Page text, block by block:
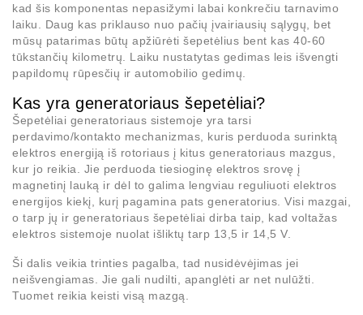
kad šis komponentas nepasižymi labai konkrečiu tarnavimo
laiku. Daug kas priklauso nuo pačių įvairiausių sąlygų, bet
mūsų patarimas būtų apžiūrėti šepetėlius bent kas 40-60
tūkstančių kilometrų. Laiku nustatytas gedimas leis išvengti
papildomų rūpesčių ir automobilio gedimų.
Kas yra generatoriaus šepetėliai?
Šepetėliai generatoriaus sistemoje yra tarsi
perdavimo/kontakto mechanizmas, kuris perduoda surinktą
elektros energiją iš rotoriaus į kitus generatoriaus mazgus,
kur jo reikia. Jie perduoda tiesioginę elektros srovę į
magnetinį lauką ir dėl to galima lengviau reguliuoti elektros
energijos kiekį, kurį pagamina pats generatorius. Visi mazgai,
o tarp jų ir generatoriaus šepetėliai dirba taip, kad voltažas
elektros sistemoje nuolat išliktų tarp 13,5 ir 14,5 V.
Ši dalis veikia trinties pagalba, tad nusidėvėjimas jei
neišvengiamas. Jie gali nudilti, apanglėti ar net nulūžti.
Tuomet reikia keisti visą mazgą.